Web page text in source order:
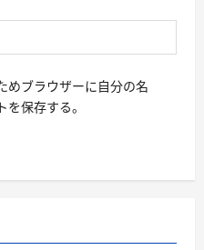
めブラウザーに自分の名
保存する。